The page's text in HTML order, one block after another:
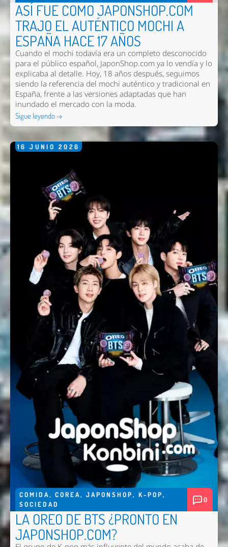
ASÍ FUE COMO JAPONSHOP.COM
TRAJO EL AUTÉNTICO MOCHI A
ESPAÑA HACE 17 AÑOS
Cuando el mochi todavía era un completo desconocido
para el público español, JaponShop.com ya lo vendía y lo
explicaba al detalle. Hoy, 18 años después, seguimos
siendo la referencia del mochi auténtico y tradicional en
España, frente a las versiones adaptadas que han
inundado el mercado con la moda.
Sigue leyendo →
16 JUNIO 2026
COMIDA, COREA, JAPONSHOP, K-POP,
SOCIEDAD
0
LA OREO DE BTS ¿PRONTO EN
JAPONSHOP.COM?